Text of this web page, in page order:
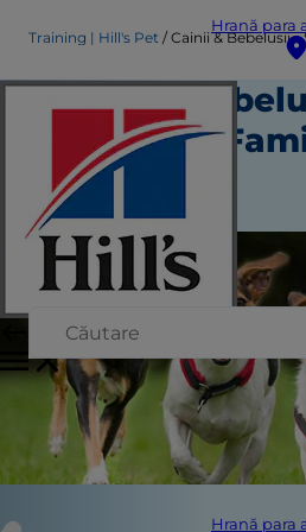
Hrană para
Hrană para
Training | Hill's Pet Cainii & Bebelusii
Cainii &
Sfaturi de
Antrenament
Staff Author